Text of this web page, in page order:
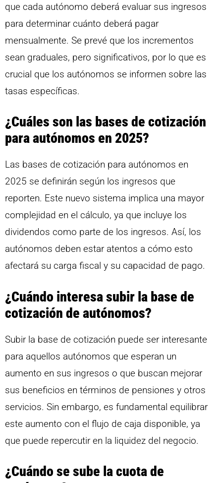
que cada autónomo deberá evaluar sus ingresos
para determinar cuánto deberá pagar
mensualmente. Se prevé que los incrementos
sean graduales, pero significativos, por lo que es
crucial que los autónomos se informen sobre las
tasas específicas.
¿Cuáles son las bases de cotización
para autónomos en 2025?
Las bases de cotización para autónomos en
2025 se definirán según los ingresos que
reporten. Este nuevo sistema implica una mayor
complejidad en el cálculo, ya que incluye los
dividendos como parte de los ingresos. Así, los
autónomos deben estar atentos a cómo esto
afectará su carga fiscal y su capacidad de pago.
¿Cuándo interesa subir la base de
cotización de autónomos?
Subir la base de cotización puede ser interesante
para aquellos autónomos que esperan un
aumento en sus ingresos o que buscan mejorar
sus beneficios en términos de pensiones y otros
servicios. Sin embargo, es fundamental equilibrar
este aumento con el flujo de caja disponible, ya
que puede repercutir en la liquidez del negocio.
¿Cuándo se sube la cuota de